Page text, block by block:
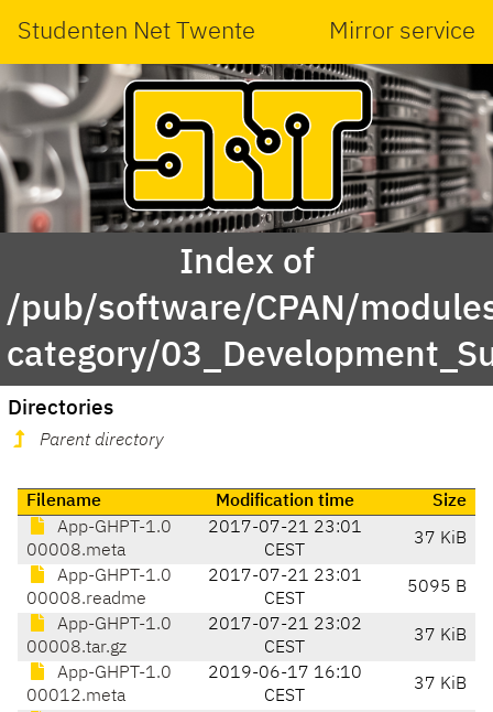
Studenten Net Twente Mirror service
Index of
/pub/software/CPAN/
category/
Directories
Parent directory
Filename Modification time
Size
App-GHPT-1.0
00008.meta
2017-07-21 23:01
CEST
37 KiB
App-GHPT-1.0
00008.readme
2017-07-21 23:01
CEST
5095 B
App-GHPT-1.0
00008.tar.gz
2017-07-21 23:02
CEST
37 KiB
App-GHPT-1.0
00012.meta
2019-06-17 16:10
CEST
37 KiB